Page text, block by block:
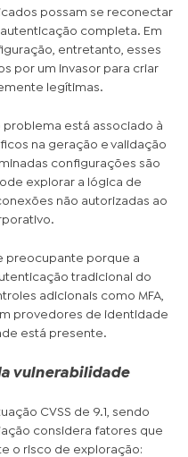
possam se reconectar
completa. Em
entretanto, esses
por um invasor para criar
legítimas.
problema está associado à
na geração e validação
configurações são
explorar a lógica de
não autorizadas ao
preocupante porque a
tradicional do
adicionais como MFA,
provedores de identidade
está presente.
vulnerabilidade
CVSS de 9.1, sendo
considera fatores que
o risco de exploração: